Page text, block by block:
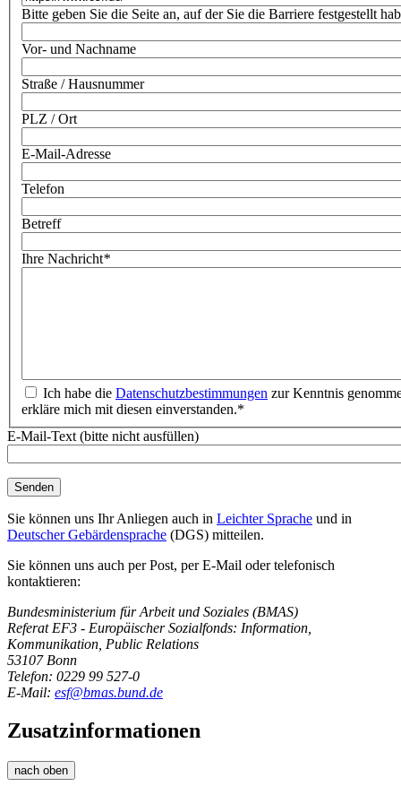
Bitte geben Sie die Seite an, auf der Sie die Barriere festgestellt
Vor- und Nachname
Straße / Hausnummer
PLZ / Ort
E-Mail-Adresse
Telefon
Betreff
Ihre Nachricht*
Ich habe die Datenschutzbestimmungen zur Kenntnis
erkläre mich mit diesen einverstanden.*
E-Mail-Text (bitte nicht ausfüllen)
Sie können uns Ihr Anliegen auch in Leichter Sprache und in
Deutscher Gebärdensprache (DGS) mitteilen.
Sie können uns auch per Post, per E-Mail oder telefonisch
kontaktieren:
Bundesministerium für Arbeit und Soziales (BMAS)
Referat EF3 - Europäischer Sozialfonds: Information,
Kommunikation, Public Relations
53107 Bonn
Telefon: 0229 99 527-0
E-Mail: esf@bmas.bund.de
Zusatzinformationen
nach oben